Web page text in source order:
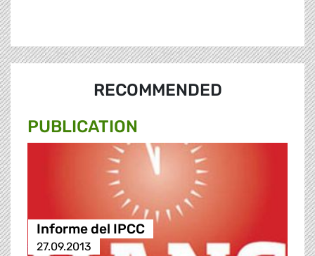
RECOMMENDED
PUBLICATION
Informe del IPCC
27.09.2013